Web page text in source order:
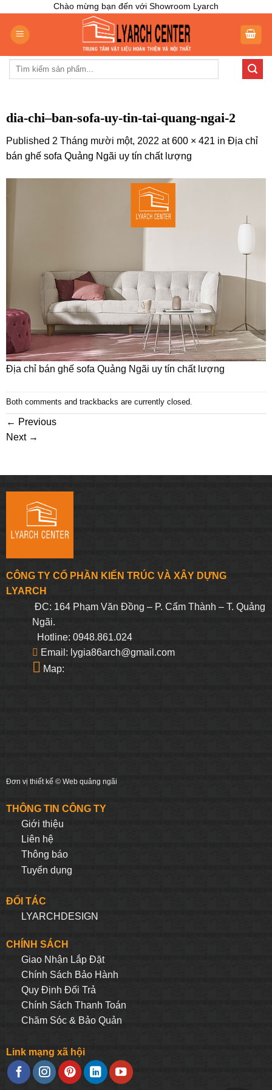
content
Chào mừng bạn đến với Showroom Lyarch
Tìm
dia-chi–ban-sofa-uy-tin-tai-quang-ngai-2
Published 2 Tháng mười một, 2022 at600 × 421 in Địa chỉ
bán ghế sofa Quảng Ngãi uy tín chất lượng
Địa chỉ bán ghế sofa Quảng Ngãi uy tín chất lượng
Both comments and trackbacks are currently closed.
← Previous
Next →
CÔNG TY CỔ PHẦN KIẾN TRÚC VÀ XÂY DỰNG
LYARCH
ĐC: 164 Phạm Văn Đồng – P. Cẩm Thành – T. Quảng
Ngãi.
Hotline: 0948.861.024
Email: lygia86arch@gmail.com
Map:
Đơn vị thiết kế © Web quảng ngãi
THÔNG TIN CÔNG TY
Giới thiệu
Liên hệ
Thông báo
Tuyển dụng
ĐỐI TÁC
LYARCHDESIGN
CHÍNH SÁCH
Giao Nhận Lắp Đặt
Chính Sách Bảo Hành
Quy Định Đối Trả
Chính Sách Thanh Toán
Chăm Sóc & Bảo Quản
Link mạng xã hội